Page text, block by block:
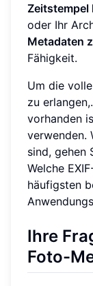
Zeitstempel
oder Ihr
Metadaten
Fähigkeit.
Um die
zu
vorhanden
verwenden.
sind, gehen
Welche
häufigsten
Ihre
Foto-